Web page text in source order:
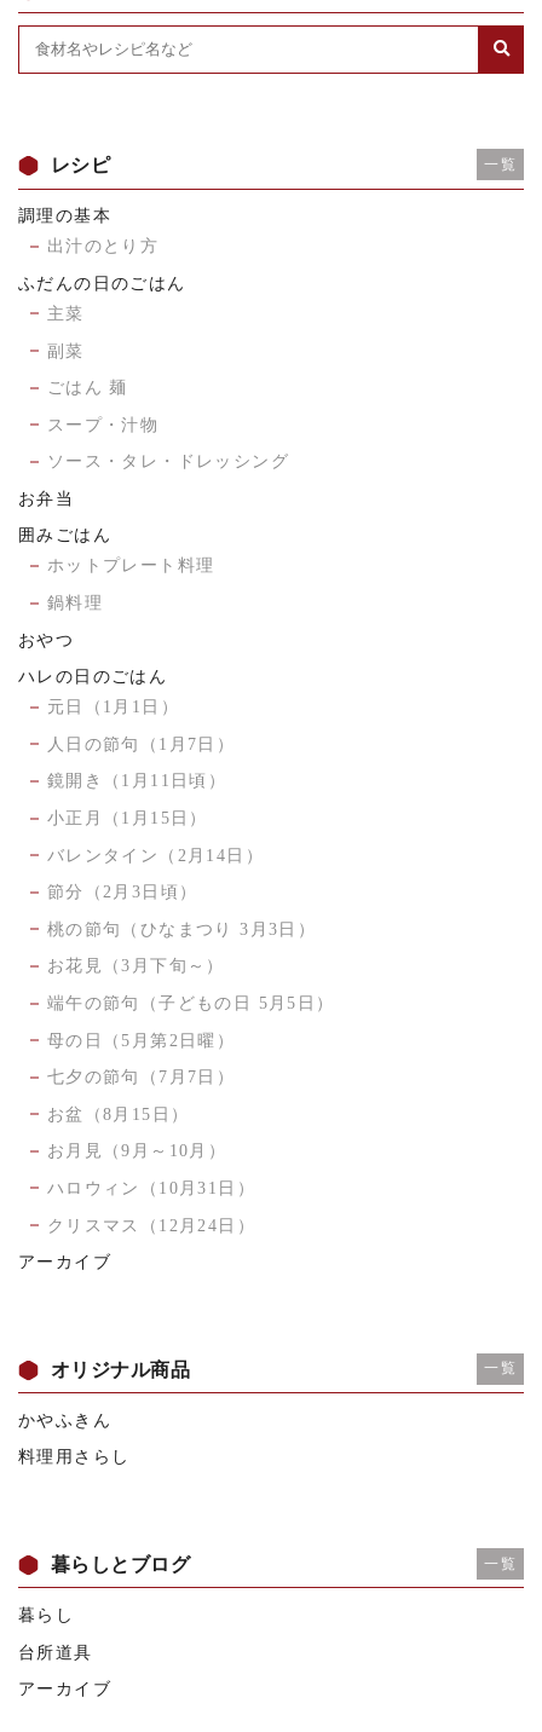
レシピ 一覧
調理の基本
出汁のとり方
ふだんの日のごはん
主菜
副菜
ごはん 麺
スープ・汁物
ソース・タレ・ドレッシング
お弁当
囲みごはん
ホットプレート料理
鍋料理
おやつ
ハレの日のごはん
元日（1月1日）
人日の節句（1月7日）
鏡開き（1月11日頃）
小正月（1月15日）
バレンタイン（2月14日）
節分（2月3日頃）
桃の節句（ひなまつり 3月3日）
お花見（3月下旬～）
端午の節句（子どもの日 5月5日）
母の日（5月第2日曜）
七夕の節句（7月7日）
お盆（8月15日）
お月見（9月～10月）
ハロウィン（10月31日）
クリスマス（12月24日）
アーカイブ
オリジナル商品 一覧
かやふきん
料理用さらし
暮らしとブログ 一覧
暮らし
台所道具
アーカイブ